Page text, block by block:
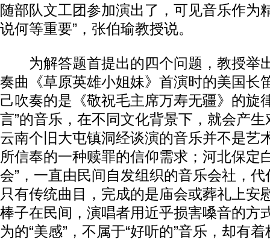
随部队文工团参加演出了，可见音乐作为
说何等重要”，张伯瑜教授说。
为解答题首提出的四个问题，教授举
奏曲《草原英雄小姐妹》首演时的美国长
己吹奏的是《敬祝毛主席万寿无疆》的旋
言”的音乐，在不同文化背景下，就会产
云南个旧大屯镇洞经谈演的音乐并不是艺
所信奉的一种赎罪的信仰需求；河北保定
会”，一直由民间自发组织的音乐会社，
只有传统曲目，完成的是庙会或葬礼上安
棒子在民间，演唱者用近乎损害嗓音的方
为的“美感”，不属于“好听的”音乐，却有